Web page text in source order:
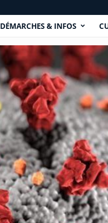
DÉMARCHES & INFOS